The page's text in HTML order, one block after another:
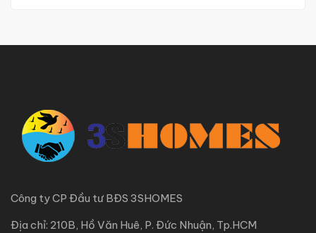
Công ty CP Đầu tư BĐS 3SHOMES
Địa chỉ: 210B, Hồ Văn Huê, P. Đức Nhuận, Tp.HCM